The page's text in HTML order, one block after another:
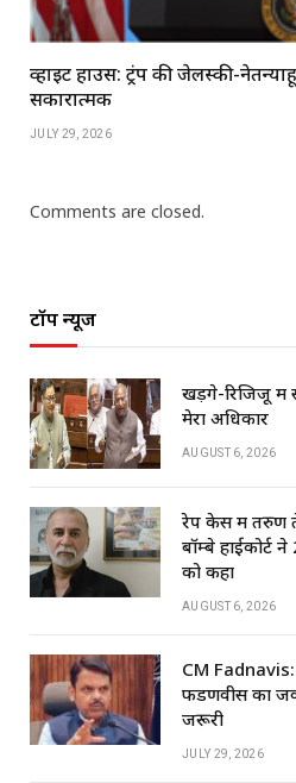
व्हाइट हाउस: ट्रंप की जेलेंस्की-
सकारात्मक
JULY 29, 2026
Comments are closed.
टॉप न्यूज
खड़गे-रिजिजू में
मेरा अधिकार
AUGUST 6, 2026
रेप केस में तरुण
बॉम्बे हाईकोर्ट
को कहा
AUGUST 6, 2026
CM
फडणवीस का
जरूरी
JULY 29, 2026